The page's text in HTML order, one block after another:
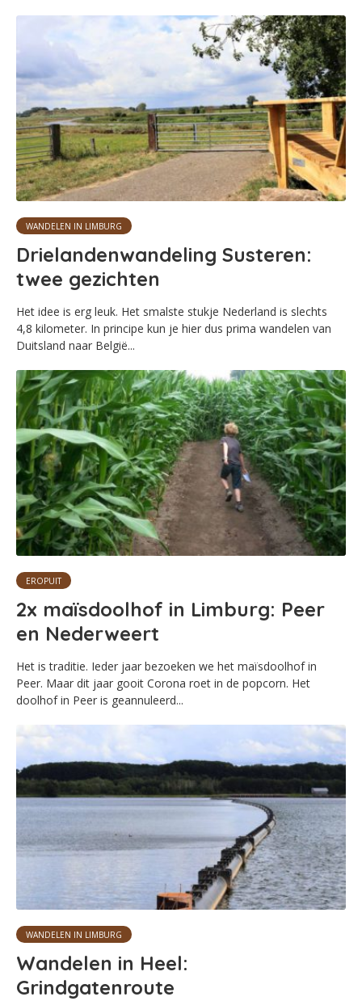
WANDELEN IN LIMBURG
Drielandenwandeling Susteren:
twee gezichten
Het idee is erg leuk. Het smalste stukje Nederland is slechts
4,8 kilometer. In principe kun je hier dus prima wandelen van
Duitsland naar België...
EROPUIT
2x maïsdoolhof in Limburg: Peer
en Nederweert
Het is traditie. Ieder jaar bezoeken we het maïsdoolhof in
Peer. Maar dit jaar gooit Corona roet in de popcorn. Het
doolhof in Peer is geannuleerd...
WANDELEN IN LIMBURG
Wandelen in Heel:
Grindgatenroute